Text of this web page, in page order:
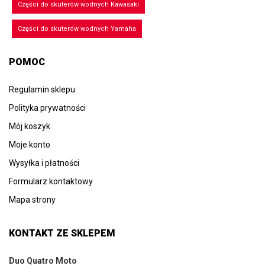
Części do skuterów wodnych Kawasaki
Części do skuterów wodnych Yamaha
POMOC
Regulamin sklepu
Polityka prywatności
Mój koszyk
Moje konto
Wysyłka i płatności
Formularz kontaktowy
Mapa strony
KONTAKT ZE SKLEPEM
Duo Quatro Moto